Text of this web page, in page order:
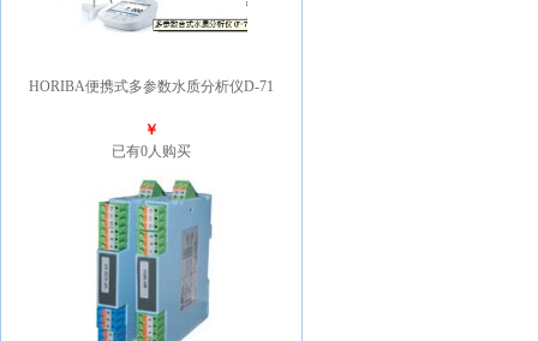
HORIBA便携式多参数水质分析仪D-71
￥
已有0人购买